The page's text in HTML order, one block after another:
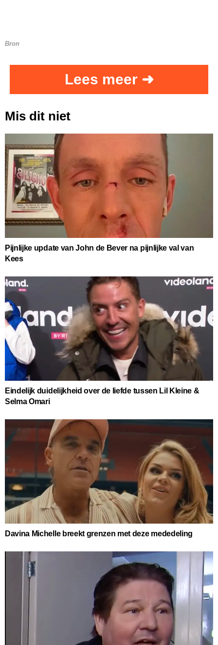
Bron
Lees meer ➜
Mis dit niet
Pijnlijke update van John de Bever na pijnlijke val van
Kees
Eindelijk duidelijkheid over de liefde tussen Lil Kleine &
Selma Omari
Davina Michelle breekt grenzen met deze mededeling